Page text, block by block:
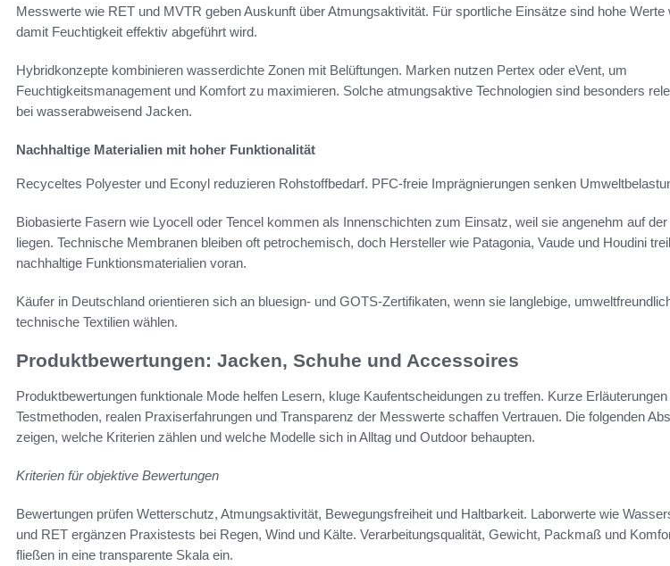
Messwerte wie RET und MVTR geben Auskunft über Atmungsaktivität. Für sportliche Einsätze sind hohe Werte
damit Feuchtigkeit effektiv abgeführt wird.
Hybridkonzepte kombinieren wasserdichte Zonen mit Belüftungen. Marken nutzen Pertex oder eVent, um
Feuchtigkeitsmanagement und Komfort zu maximieren. Solche atmungsaktive Technologien sind besonders
bei wasserabweisend Jacken.
Nachhaltige Materialien mit hoher Funktionalität
Recyceltes Polyester und Econyl reduzieren Rohstoffbedarf. PFC-freie Imprägnierungen senken
Biobasierte Fasern wie Lyocell oder Tencel kommen als Innenschichten zum Einsatz, weil sie angenehm auf
liegen. Technische Membranen bleiben oft petrochemisch, doch Hersteller wie Patagonia, Vaude und Houdini
nachhaltige Funktionsmaterialien voran.
Käufer in Deutschland orientieren sich an bluesign- und GOTS-Zertifikaten, wenn sie langlebige,
technische Textilien wählen.
Produktbewertungen: Jacken, Schuhe und Accessoires
Produktbewertungen funktionale Mode helfen Lesern, kluge Kaufentscheidungen zu treffen. Kurze
Testmethoden, realen Praxiserfahrungen und Transparenz der Messwerte schaffen Vertrauen. Die folgenden
zeigen, welche Kriterien zählen und welche Modelle sich in Alltag und Outdoor behaupten.
Kriterien für objektive Bewertungen
Bewertungen prüfen Wetterschutz, Atmungsaktivität, Bewegungsfreiheit und Haltbarkeit. Laborwerte wie
und RET ergänzen Praxistests bei Regen, Wind und Kälte. Verarbeitungsqualität, Gewicht, Packmaß und
fließen in eine transparente Skala ein.